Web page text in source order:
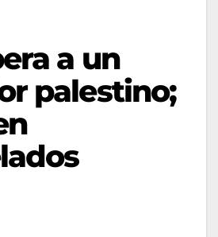
a un
palestino;